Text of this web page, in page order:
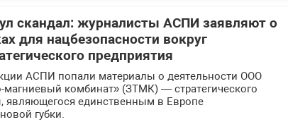
скандал: журналисты АСПИ заявляют о
для нацбезопасности вокруг
предприятия
АСПИ попали материалы о деятельности ООО
магниевый комбинат» (ЗТМК) — стратегического
являющегося единственным в Европе
губки.